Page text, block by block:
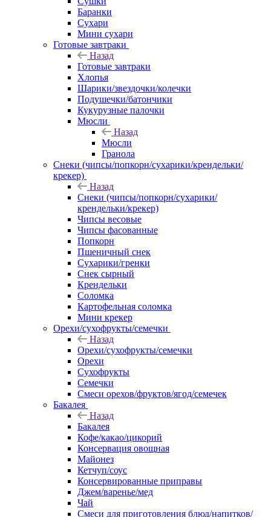
Баранки
Сухари
Мини сухари
Готовые завтраки
Назад
Готовые завтраки
Хлопья
Шарики/звездочки/колечки
Подушечки/батончики
Кукурузные палочки
Мюсли
Назад
Мюсли
Гранола
Снеки (чипсы/попкорн/сухарики/крендельки/
крекер)
Назад
Снеки (чипсы/попкорн/сухарики/
крендельки/крекер)
Чипсы весовые
Чипсы фасованные
Попкорн
Пшеничный снек
Сухарики/гренки
Снек сырный
Крендельки
Соломка
Картофельная соломка
Мини крекер
Орехи/сухофрукты/семечки
Назад
Орехи/сухофрукты/семечки
Орехи
Сухофрукты
Семечки
Смеси орехов/фруктов/ягод/семечек
Бакалея
Назад
Бакалея
Кофе/какао/цикорий
Консервация овощная
Майонез
Кетчуп/соус
Консервированные приправы
Джем/варенье/мед
Чай
Смеси для приготовления блюд/напитков/